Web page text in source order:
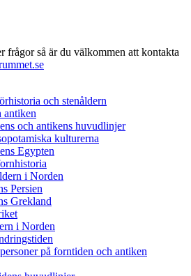
frågor så är du välkommen att kontakta
och stenåldern
antiken
och antikens huvudlinjer
kulturerna
Egypten
i Norden
Persien
Grekland
i Norden
på forntiden och antiken